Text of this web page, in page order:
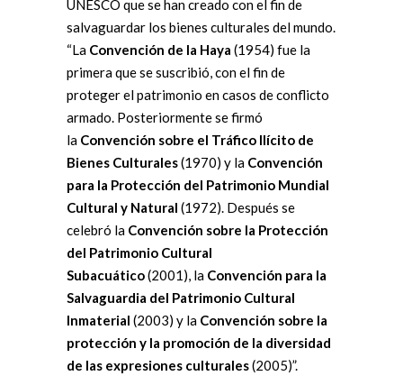
UNESCO que se han creado con el fin de
salvaguardar los bienes culturales del mundo.
“La Convención de la Haya (1954) fue la
primera que se suscribió, con el fin de
proteger el patrimonio en casos de conflicto
armado. Posteriormente se firmó
la Convención sobre el Tráfico Ilícito de
Bienes Culturales(1970) y la Convención
para la Protección del Patrimonio Mundial
Cultural y Natural (1972). Después se
celebró la Convención sobre la Protección
del Patrimonio Cultural
Subacuático(2001), la Convención para la
Salvaguardia del Patrimonio Cultural
Inmaterial (2003) y la Convención sobre la
protección y la promoción de la diversidad
de las expresiones culturales(2005)”.